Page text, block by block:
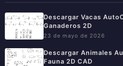
Descargar Vacas
Ganaderos 2D
23 de mayo de 2026
Descargar Animales
Fauna 2D CAD